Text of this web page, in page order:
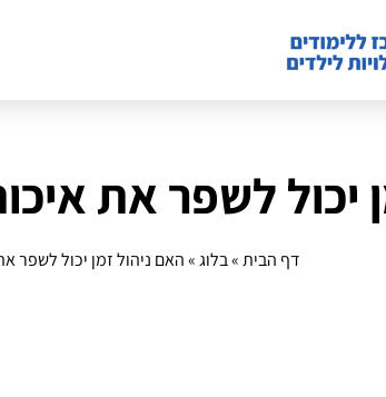
לשפר את איכות
דף הבית»בלוג»האם ניהול זמן יכול לשפר את